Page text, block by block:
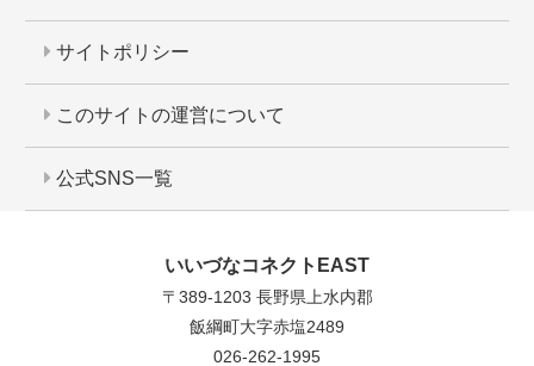
サイトポリシー
このサイトの運営について
公式SNS一覧
いいづなコネクトEAST
〒389-1203 長野県上水内郡
飯綱町大字赤塩2489
026-262-1995